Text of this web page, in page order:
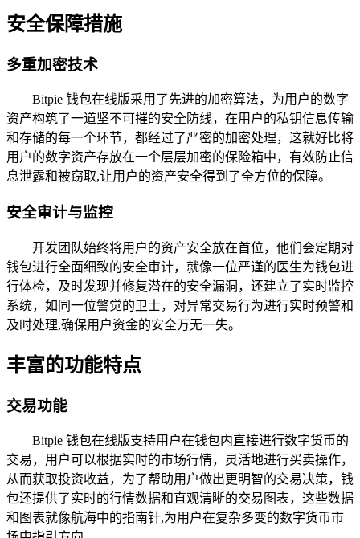
安全保障措施
多重加密技术
Bitpie 钱包在线版采用了先进的加密算法，为用户的数字
资产构筑了一道坚不可摧的安全防线，在用户的私钥信息传输
和存储的每一个环节，都经过了严密的加密处理，这就好比将
用户的数字资产存放在一个层层加密的保险箱中，有效防止信
息泄露和被窃取,让用户的资产安全得到了全方位的保障。
安全审计与监控
开发团队始终将用户的资产安全放在首位，他们会定期对
钱包进行全面细致的安全审计，就像一位严谨的医生为钱包进
行体检，及时发现并修复潜在的安全漏洞，还建立了实时监控
系统，如同一位警觉的卫士，对异常交易行为进行实时预警和
及时处理,确保用户资金的安全万无一失。
丰富的功能特点
交易功能
Bitpie 钱包在线版支持用户在钱包内直接进行数字货币的
交易，用户可以根据实时的市场行情，灵活地进行买卖操作，
从而获取投资收益，为了帮助用户做出更明智的交易决策，钱
包还提供了实时的行情数据和直观清晰的交易图表，这些数据
和图表就像航海中的指南针,为用户在复杂多变的数字货币市